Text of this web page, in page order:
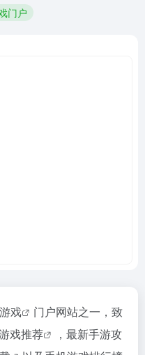
门户
戏
门户网站之一，致
戏推荐 ， 最新手游攻